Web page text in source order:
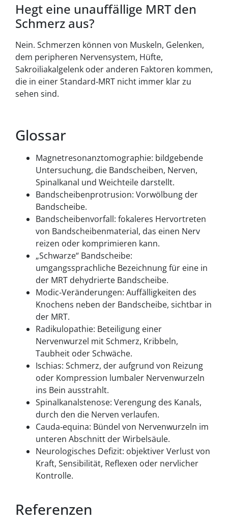
Hegt eine unauffällige MRT den
Schmerz aus?
Nein. Schmerzen können von Muskeln, Gelenken,
dem peripheren Nervensystem, Hüfte,
Sakroiliakalgelenk oder anderen Faktoren kommen,
die in einer Standard‑MRT nicht immer klar zu
sehen sind.
Glossar
Magnetresonanztomographie: bildgebende
Untersuchung, die Bandscheiben, Nerven,
Spinalkanal und Weichteile darstellt.
Bandscheibenprotrusion: Vorwölbung der
Bandscheibe.
Bandscheibenvorfall: fokaleres Hervortreten
von Bandscheibenmaterial, das einen Nerv
reizen oder komprimieren kann.
„Schwarze“ Bandscheibe:
umgangssprachliche Bezeichnung für eine in
der MRT dehydrierte Bandscheibe.
Modic‑Veränderungen: Auffälligkeiten des
Knochens neben der Bandscheibe, sichtbar in
der MRT.
Radikulopathie: Beteiligung einer
Nervenwurzel mit Schmerz, Kribbeln,
Taubheit oder Schwäche.
Ischias: Schmerz, der aufgrund von Reizung
oder Kompression lumbaler Nervenwurzeln
ins Bein ausstrahlt.
Spinalkanalstenose: Verengung des Kanals,
durch den die Nerven verlaufen.
Cauda‑equina: Bündel von Nervenwurzeln im
unteren Abschnitt der Wirbelsäule.
Neurologisches Defizit: objektiver Verlust von
Kraft, Sensibilität, Reflexen oder nervlicher
Kontrolle.
Referenzen